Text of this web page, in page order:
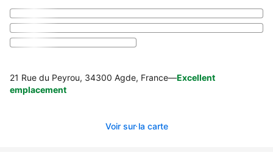
21 Rue du Peyrou, 34300 Agde, France—Excellent
emplacement
Voir sur la carte